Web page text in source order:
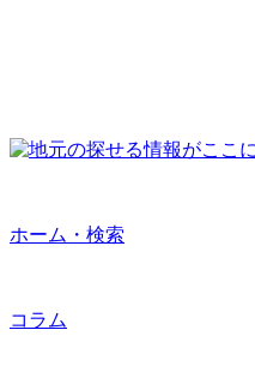
ホーム・検索
コラム